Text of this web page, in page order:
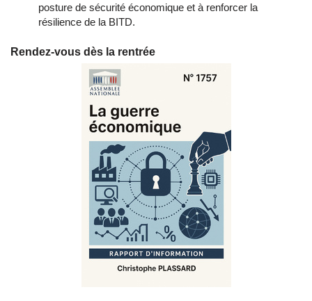
posture de sécurité économique et à renforcer la
résilience de la BITD.
Rendez-vous dès la rentrée